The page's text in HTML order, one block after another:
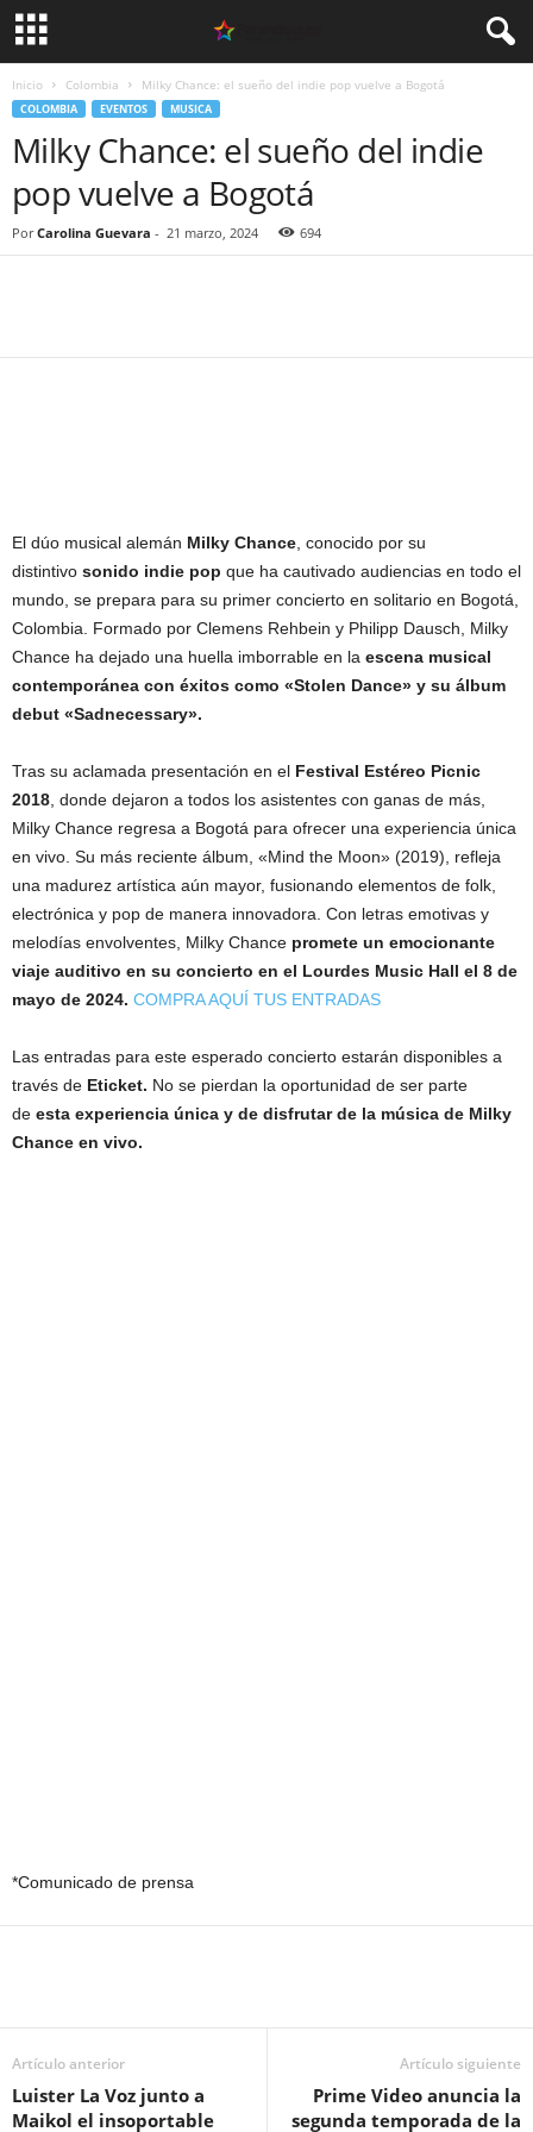
Inicio Colombia Milky Chance: el sueño del indie pop vuelve a Bogotá
COLOMBIA EVENTOS MUSICA
Milky Chance: el sueño del indie
pop vuelve a Bogotá
Por Carolina Guevara - 21 marzo, 2024 694
El dúo musical alemán Milky Chance , conocido por su
distintivo sonido indie pop que ha cautivado audiencias en todo el
mundo, se prepara para su primer concierto en solitario en Bogotá,
Colombia. Formado por Clemens Rehbein y Philipp Dausch, Milky
Chance ha dejado una huella imborrable en la escena musical
contemporánea con éxitos como «Stolen Dance» y su álbum
debut «Sadnecessary».
Tras su aclamada presentación en el Festival Estéreo Picnic
2018 , donde dejaron a todos los asistentes con ganas de más,
Milky Chance regresa a Bogotá para ofrecer una experiencia única
en vivo. Su más reciente álbum, «Mind the Moon» (2019), refleja
una madurez artística aún mayor, fusionando elementos de folk,
electrónica y pop de manera innovadora. Con letras emotivas y
melodías envolventes, Milky Chance promete un emocionante
viaje auditivo en su concierto en el Lourdes Music Hall el 8 de
mayo de 2024. COMPRA AQUÍ TUS ENTRADAS
Las entradas para este esperado concierto estarán disponibles a
través de Eticket. No se pierdan la oportunidad de ser parte
de esta experiencia única y de disfrutar de la música de Milky
Chance en vivo.
*Comunicado de prensa
Artículo anterior
Luister La Voz junto a
Maikol el insoportable
Artículo siguiente
Prime Video anuncia la
segunda temporada de la